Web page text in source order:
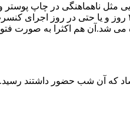
مثل ناهماهنگی در چاپ
اطلاعات لازم را حدود یکماه قبل از اولین شب اجرا در اختیار آنها قرار می دادم
هم اکثرا به صورت
که آن شب حضور داشتند رسید.